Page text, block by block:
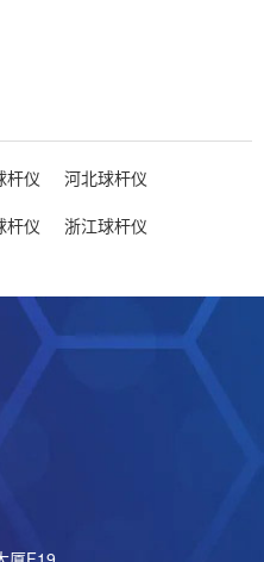
杆仪
河北球杆仪
杆仪 浙江球杆仪